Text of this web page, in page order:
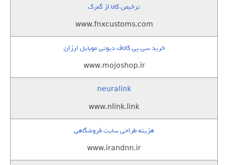
ترخیص کالا از گمرک
www.fnxcustoms.com
خرید سی پی کالاف دیوتی موبایل ارزان
www.mojoshop.ir
neuralink
www.nlink.link
هزینه طراحی سایت فروشگاهی
www.irandnn.ir